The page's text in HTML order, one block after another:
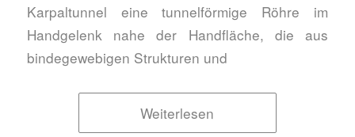
Karpaltunnel eine tunnelförmige Röhre im
Handgelenk nahe der Handfläche, die aus
bindegewebigen Strukturen und
Weiterlesen